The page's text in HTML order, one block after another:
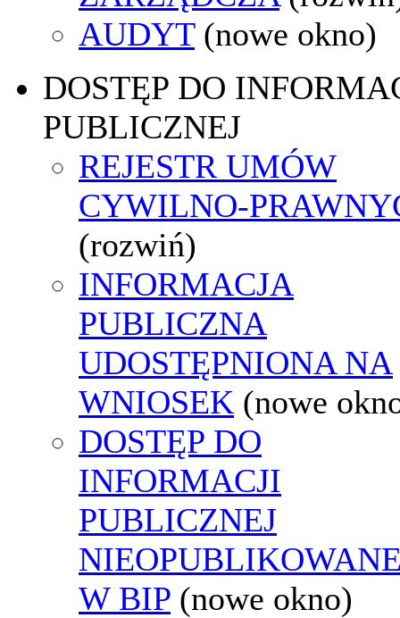
AUDYT (nowe okno)
DOSTĘP DO
PUBLICZNEJ
REJESTR UMÓW
CYWILNO-
(rozwiń)
INFORMACJA
PUBLICZNA
UDOSTĘPNIONA NA
WNIOSEK (nowe
DOSTĘP DO
INFORMACJI
PUBLICZNEJ
W BIP (nowe okno)